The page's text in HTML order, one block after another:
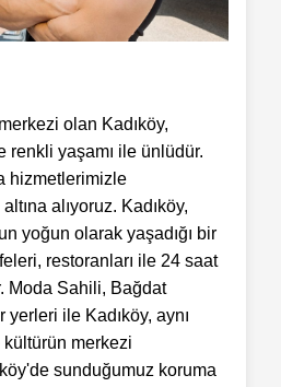
olan Kadıköy,
renkli yaşamı ile ünlüdür.
hizmetlerimizle
alıyoruz. Kadıköy,
yoğun olarak yaşadığı bir
restoranları ile 24 saat
Moda Sahili, Bağdat
ile Kadıköy, aynı
kültürün merkezi
sunduğumuz koruma